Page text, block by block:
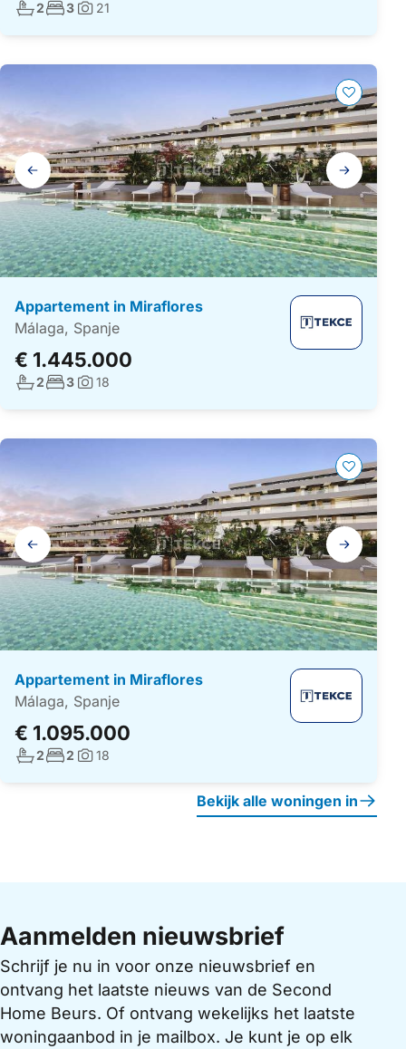
Aantal badkamers:
2Aantal slaapkamers:
3Foto's:
21
Galerij
navigatie
Appartement in Miraflores
Málaga, Spanje
€ 1.445.000
Aantal badkamers:
2Aantal slaapkamers:
3Foto's:
18
Galerij
navigatie
Appartement in Miraflores
Málaga, Spanje
€ 1.095.000
Aantal badkamers:
2Aantal slaapkamers:
2 Foto's:
18
Bekijk alle woningen in
Aanmelden nieuwsbrief
Schrijf je nu in voor onze nieuwsbrief en
ontvang het laatste nieuws van de Second
Home Beurs. Of ontvang wekelijks het laatste
woningaanbod in je mailbox. Je kunt je op elk